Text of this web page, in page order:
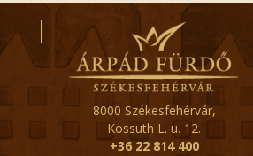
8000 Székesfehérvár,
Kossuth L. u. 12.
+36 22 814 400